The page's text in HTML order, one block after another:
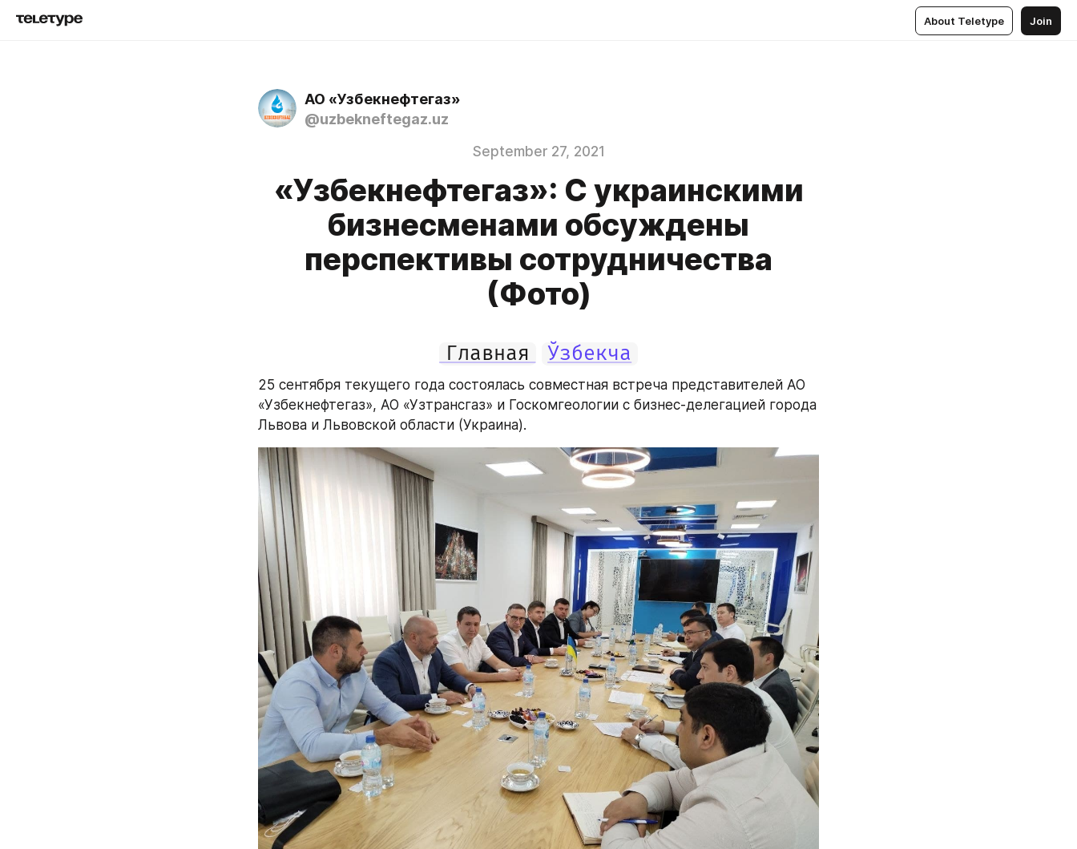
About Teletype Join
АО «Узбекнефтегаз»
@uzbekneftegaz.uz
September 27, 2021
«Узбекнефтегаз»: С украинскими
бизнесменами обсуждены
перспективы сотрудничества
(Фото)
Главная Ўзбекча
25 сентября текущего года состоялась совместная встреча представителей АО
«Узбекнефтегаз», АО «Узтрансгаз» и Госкомгеологии с бизнес-делегацией города
Львова и Львовской области (Украина).